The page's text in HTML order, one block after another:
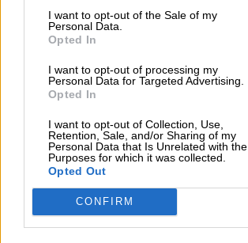
I want to opt-out of the Sale of my
Personal Data.
Opted In
I want to opt-out of processing my
Personal Data for Targeted Advertising.
Opted In
I want to opt-out of Collection, Use,
Retention, Sale, and/or Sharing of my
Personal Data that Is Unrelated with the
Purposes for which it was collected.
Opted Out
CONFIRM
Filastrocche
Giochi
Lavoretti
Nomi
maschili
scheda del nome Zoe.